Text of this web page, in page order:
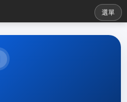
選單